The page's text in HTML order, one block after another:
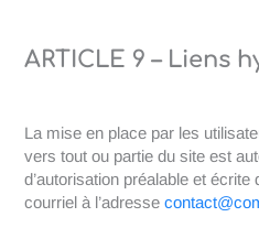
ARTICLE 9 – Liens
La mise en place par les
vers tout ou partie du site est
d’autorisation préalable et
courriel à l’adresse